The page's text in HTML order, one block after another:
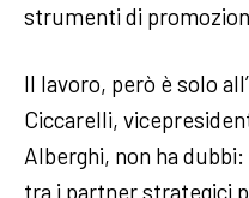
strumenti di
Il lavoro, però è solo
Ciccarelli,
Alberghi, non ha
tra i partner strategici